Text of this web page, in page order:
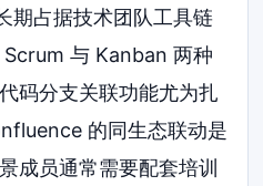
期占据技术团队工具链
与 Kanban 两种
码分支关联功能尤为扎
的同生态联动是
成员通常需要配套培训